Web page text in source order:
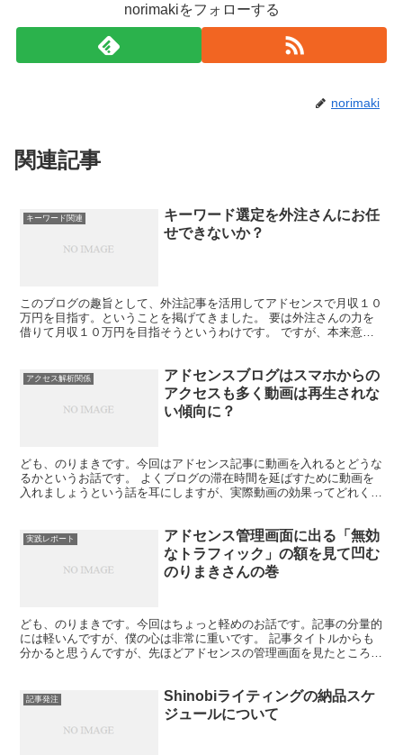
norimakiをフォローする
norimaki
関連記事
キーワード関連
キーワード選定を外注さんにお任
せできないか？
このブログの趣旨として、外注記事を活用してアドセンスで月収１０
万円を目指す。ということを掲げてきました。 要は外注さんの力を
借りて月収１０万円を目指そうというわけです。 ですが、本来意図
アクセス解析関係
アドセンスブログはスマホからの
アクセスも多く動画は再生されな
い傾向に？
ども、のりまきです。今回はアドセンス記事に動画を入れるとどうな
るかというお話です。 よくブログの滞在時間を延ばすために動画を
入れましょうという話を耳にしますが、実際動画の効果ってどれくら
実践レポート
アドセンス管理画面に出る「無効
なトラフィック」の額を見て凹む
のりまきさんの巻
ども、のりまきです。今回はちょっと軽めのお話です。記事の分量的
には軽いんですが、僕の心は非常に重いです。 記事タイトルからも
分かると思うんですが、先ほどアドセンスの管理画面を見たところ、
記事発注
Shinobiライティングの納品スケ
ジュールについて